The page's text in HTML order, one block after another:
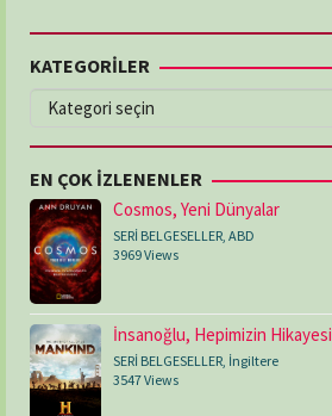
KATEGORİLER
KATEGORİLER
EN ÇOK İZLENENLER
Cosmos, Yeni Dünyalar
SERİ BELGESELLER ABD
3969 Views
İnsanoğlu, Hepimizin Hikayesi
SERİ BELGESELLER İngiltere
3547 Views